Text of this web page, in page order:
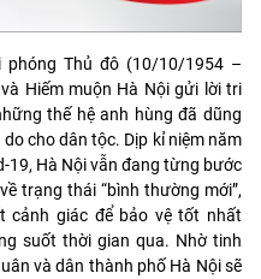
phóng Thủ đô (10/10/1954 –
Hiếm muộn Hà Nội gửi lời tri
thế hệ anh hùng đã dũng
cho dân tộc. Dịp kỉ niệm năm
19, Hà Nội vẫn đang từng bước
trạng thái “bình thường mới”,
cảnh giác để bảo vệ tốt nhất
suốt thời gian qua. Nhờ tinh
và dân thành phố Hà Nội sẽ